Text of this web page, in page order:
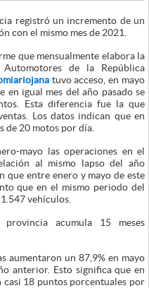
registró un incremento de un
con el mismo mes de 2021.
que mensualmente elabora la
de la República
tuvo acceso, en mayo
en igual mes del año pasado se
Esta diferencia fue la que
Los datos indican que en
de 20 motos por día.
mayo las operaciones en el
al mismo lapso del año
que entre enero y mayo de este
que en el mismo periodo del
vehículos.
acumula 15 meses
aumentaron un 87,9% en mayo
anterior. Esto significa que en
casi 18 puntos porcentuales por